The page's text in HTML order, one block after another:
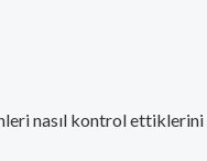
nasıl kontrol